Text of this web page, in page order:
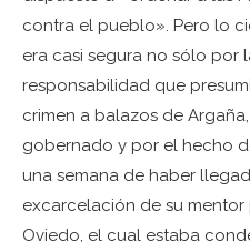
contra el pueblo». Pero lo
era casi segura no sólo por
responsabilidad que
crimen a balazos de
gobernado y por el hecho
una semana de haber
excarcelación de su
Oviedo, el cual estaba